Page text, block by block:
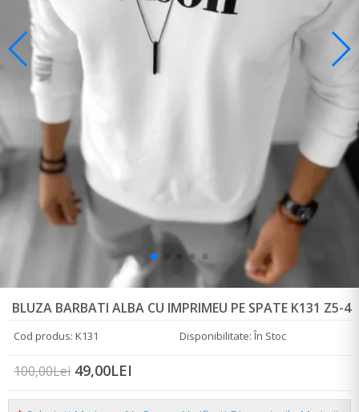
BLUZA BARBATI ALBA CU IMPRIMEU PE SPATE K131 Z5-4
Cod produs: K131 Disponibilitate: În Stoc
100,00Lei 49,00LEI